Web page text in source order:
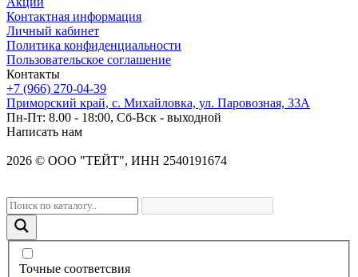
Контактная информация
Личный кабинет
Политика конфиденциальности
Пользовательское соглашение
Контакты
+7 (966) 270-04-39
Приморский край, с. Михайловка, ул. Паровозная, 33А
Пн-Пт: 8.00 - 18:00, Сб-Вск - выходной
Написать нам
2026 © OOO "ТЕЙТ", ИНН 2540191674
Точные соответсвия